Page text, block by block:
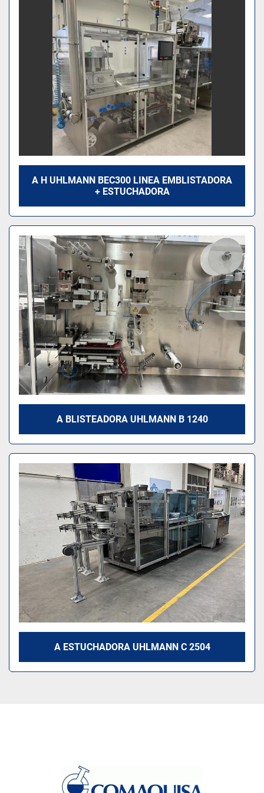
A H UHLMANN BEC300 LINEA EMBLISTADORA
+ ESTUCHADORA
A BLISTEADORA UHLMANN B 1240
A ESTUCHADORA UHLMANN C 2504